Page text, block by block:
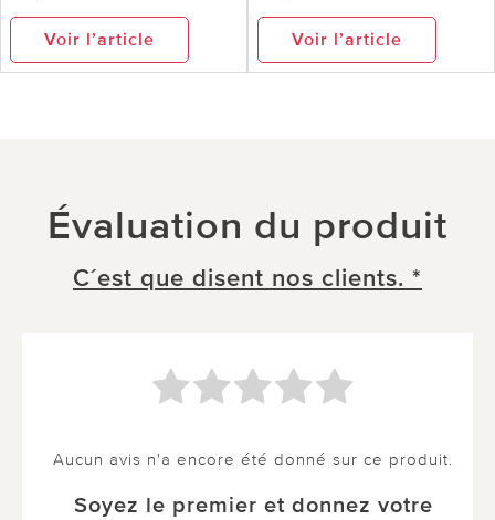
Voir l’article Voir l’article
Évaluation du produit
C´est que disent nos clients. *
Aucun avis n'a encore été donné sur ce produit.
Soyez le premier et donnez votre